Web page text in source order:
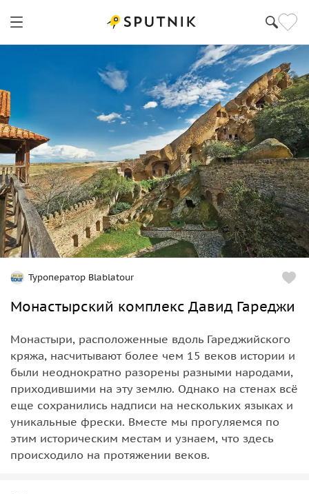
Туроператор Blablatour
Монастырский комплекс Давид Гареджи
Монастыри, расположенные вдоль Гареджийского
кряжа, насчитывают более чем 15 веков истории и
были неоднократно разорены разными народами,
приходившими на эту землю. Однако на стенах всё
еще сохранились надписи на нескольких языках и
уникальные фрески. Вместе мы прогуляемся по
этим историческим местам и узнаем, что здесь
происходило на протяжении веков.